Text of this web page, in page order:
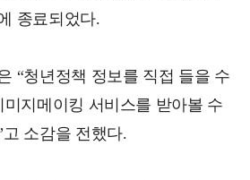
종료되었다.
“청년정책 정보를 직접 들을 수
지메이킹 서비스를 받아볼 수
소감을 전했다.